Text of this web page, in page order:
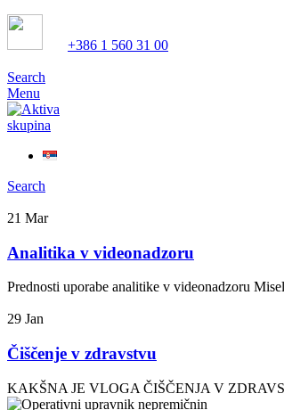
+386 1 560 31 00
Search
Menu
Search
21 Mar
Analitika v videonadzoru
Prednosti uporabe analitike v videonadzoru
29 Jan
Čiščenje v zdravstvu
KAKŠNA JE VLOGA ČIŠČENJA V